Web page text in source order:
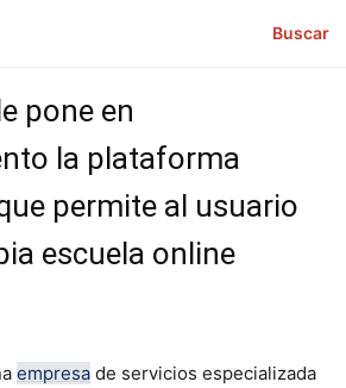
Buscar
pone en
la plataforma
permite al usuario
escuela online
empresa de servicios especializada